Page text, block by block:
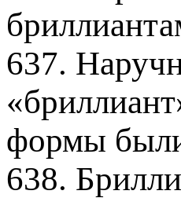
637.
формы
638.